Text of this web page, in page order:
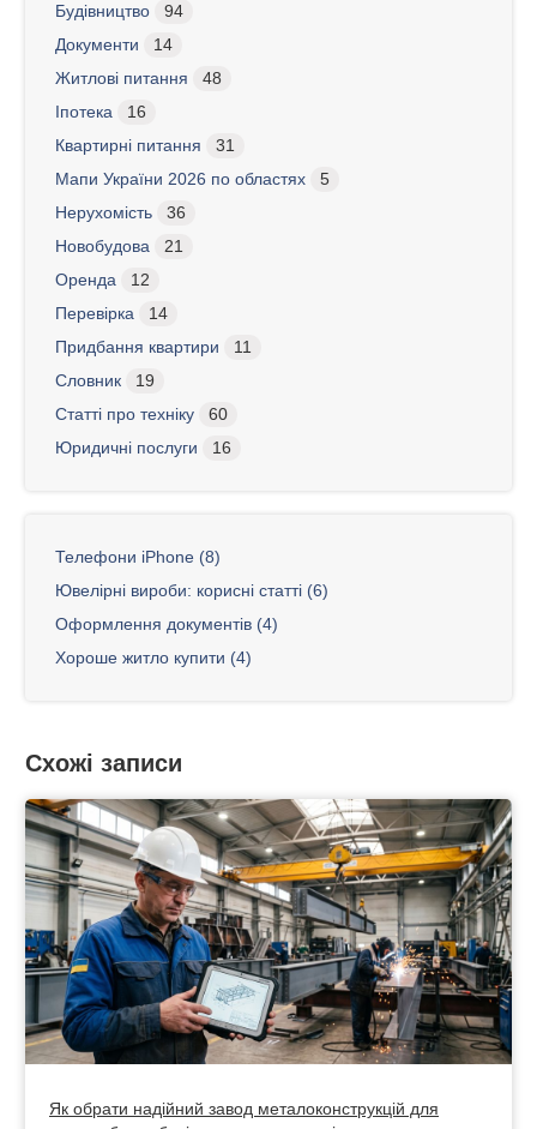
Будівництво
94
Документи
14
Житлові питання
48
Іпотека
16
Квартирні питання
31
Мапи України 2026 по областях
5
Нерухомість
36
Новобудова
21
Оренда
12
Перевірка
14
Придбання квартири
11
Словник
19
Статті про техніку
60
Юридичні послуги
16
Телефони iPhone (8)
Ювелірні вироби: корисні статті (6)
Оформлення документів (4)
Хороше житло купити (4)
Схожі записи
Як обрати надійний завод металоконструкцій для